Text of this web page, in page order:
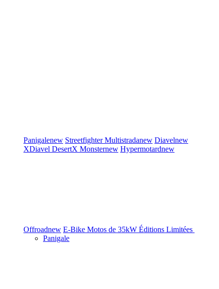
Panigalenew StreetfighterMultistradanew Diavelnew
XDiavel DesertX Monsternew Hypermotardnew
Offroadnew E-Bike Motos de 35kW Éditions Limitées
Panigale